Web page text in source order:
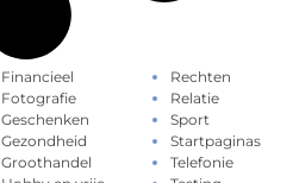
Financieel
Fotografie
Geschenken
Gezondheid
Groothandel
Rechten
Relatie
Sport
Startpaginas
Telefonie